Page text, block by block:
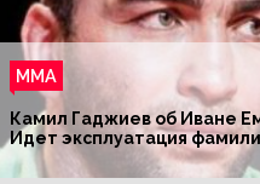
ММА
Камил Гаджиев об Иване
Идет эксплуатация
Емельяненко